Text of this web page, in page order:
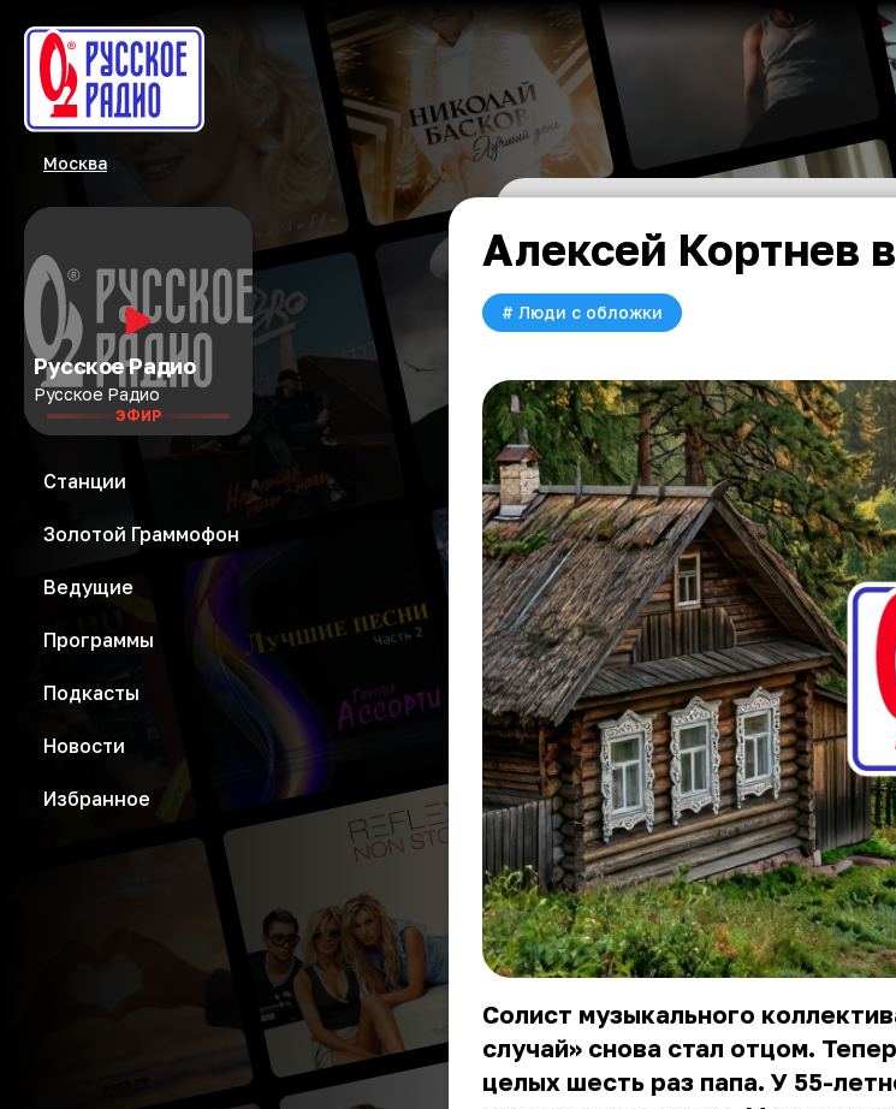
Москва
Русское Радио
Русское Радио
ЭФИР
Станции
Золотой Граммофон
Ведущие
Программы
Подкасты
Новости
Избранное
Алексей Кортнев
# Люди с обложки
Солист музыкального
случай» снова стал отцом.
целых шесть раз папа. У 55-